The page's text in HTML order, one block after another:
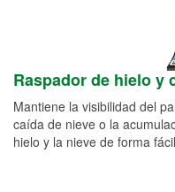
Raspador de hielo y
Mantiene la visibilidad del
caída de nieve o la
hielo y la nieve de forma